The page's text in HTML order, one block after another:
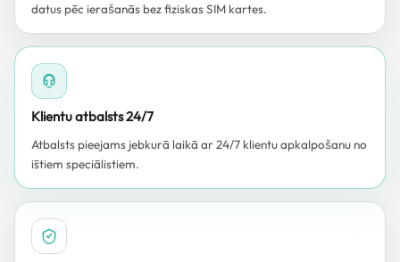
datus pēc ierašanās bez fiziskas SIM kartes.
Klientu atbalsts 24/7
Atbalsts pieejams jebkurā laikā ar 24/7 klientu apkalpošanu no
īstiem speciālistiem.